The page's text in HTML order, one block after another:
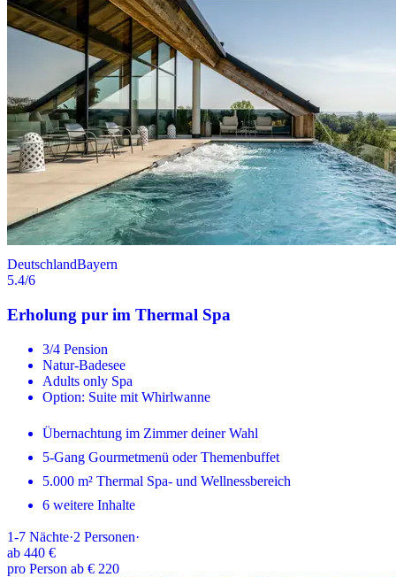
DeutschlandBayern
5.4/6
Erholung pur im Thermal Spa
3/4 Pension
Natur-Badesee
Adults only Spa
Option: Suite mit Whirlwanne
Übernachtung im Zimmer deiner Wahl
5-Gang Gourmetmenü oder Themenbuffet
5.000 m² Thermal Spa- und Wellnessbereich
6 weitere Inhalte
1-7 Nächte·2 Personen·
ab 440 €
pro Person ab € 220